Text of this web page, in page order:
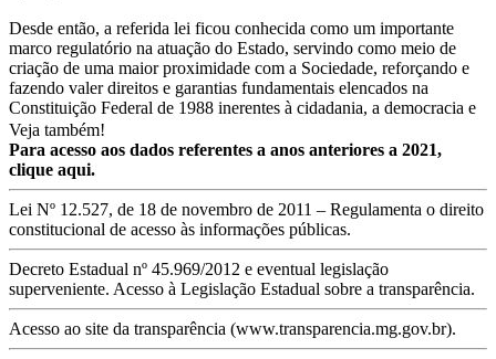
Desde então, a referida lei ficou conhecida como um importante
marco regulatório na atuação do Estado, servindo como meio de
criação de uma maior proximidade com a Sociedade, reforçando e
fazendo valer direitos e garantias fundamentais elencados na
Constituição Federal de 1988 inerentes à cidadania, a democracia e
ao estado de direito, garantindo a todos os cidadãos o amplo acesso
aos dados e informações de toda a Administração Pública.
Com isso garantiu-se a prevalência da moralidade, probidade,
legalidade e eficiência da gestão pública em todos os seus setores e
áreas de atuação, conferindo maior credibilidade e agilidade na
prática de seus atos, dando-lhes a devida clareza e confiabilidade,
em especial quanto à disponibilização de informações, feita através
do “Portal da Transparência”.
Dentre as informações que deverão ser divulgadas, independente de
requerimento de algum cidadão, estão: as pertinentes à
Veja também!
Para acesso aos dados referentes a anos anteriores a 2021,
clique aqui.
Lei Nº 12.527, de 18 de novembro de 2011 – Regulamenta o direito
constitucional de acesso às informações públicas.
Decreto Estadual nº 45.969/2012 e eventual legislação
superveniente. Acesso à Legislação Estadual sobre a transparência.
Acesso ao site da transparência (www.transparencia.mg.gov.br).